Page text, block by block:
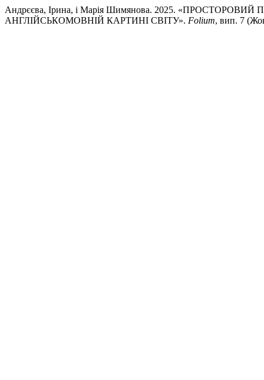
Андрєєва, Ірина, і Марія Шимянова. 2025.
АНГЛІЙСЬКОМОВНІЙ КАРТИНІ СВІТУ». Folium, вип. 7